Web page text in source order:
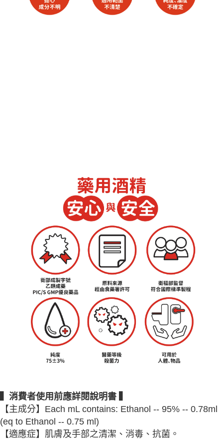
▍消費者使用前應詳閱說明書 ▍
【主成分】Each mL contains: Ethanol -- 95% -- 0.78ml
(eq to Ethanol -- 0.75 ml)
【適應症】肌膚及手部之清潔、消毒、抗菌。